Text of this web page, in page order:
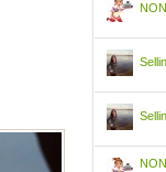
Sellin
Sellin